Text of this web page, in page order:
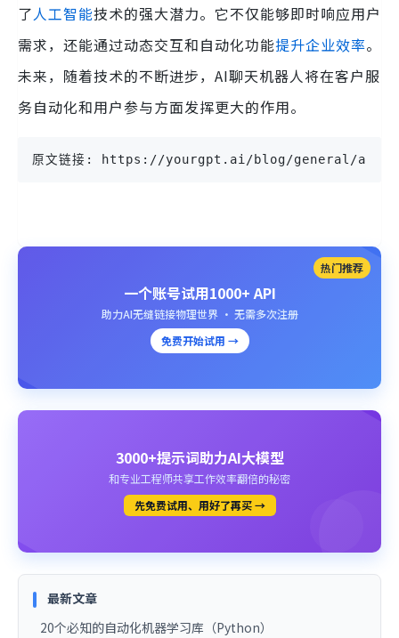
了人工智能技术的强大潜力。它不仅能够即时响应用户
需求，还能通过动态交互和自动化功能提升企业效率。
未来，随着技术的不断进步，AI聊天机器人将在客户服
务自动化和用户参与方面发挥更大的作用。
原文链接: https://yourgpt.ai/blog/general/ai-
热门推荐
一个账号试用1000+ API
助力AI无缝链接物理世界 · 无需多次注册
免费开始试用 →
3000+提示词助力AI大模型
和专业工程师共享工作效率翻倍的秘密
先免费试用、用好了再买 →
最新文章
20个必知的自动化机器学习库（Python）